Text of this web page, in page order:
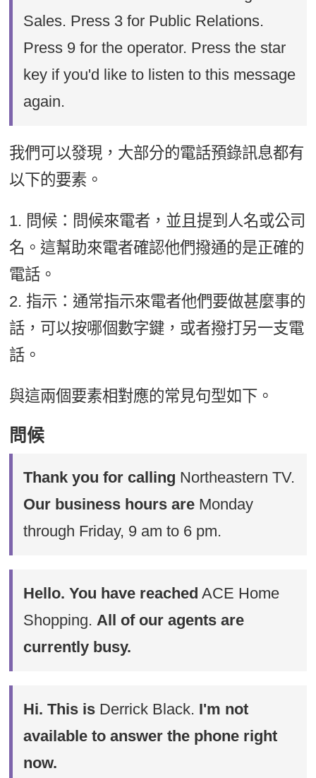
Sales. Press 3 for Public Relations.
Press 9 for the operator. Press the star
key if you'd like to listen to this message
again.
我們可以發現，大部分的電話預錄訊息都有
以下的要素。
1. 問候：問候來電者，並且提到人名或公司
名。這幫助來電者確認他們撥通的是正確的
電話。
2. 指示：通常指示來電者他們要做甚麼事的
話，可以按哪個數字鍵，或者撥打另一支電
話。
與這兩個要素相對應的常見句型如下。
問候
Thank you for calling Northeastern TV.
Our business hours are Monday
through Friday, 9 am to 6 pm.
Hello. You have reached ACE Home
Shopping. All of our agents are
currently busy.
Hi. This is Derrick Black. I'm not
available to answer the phone right
now.